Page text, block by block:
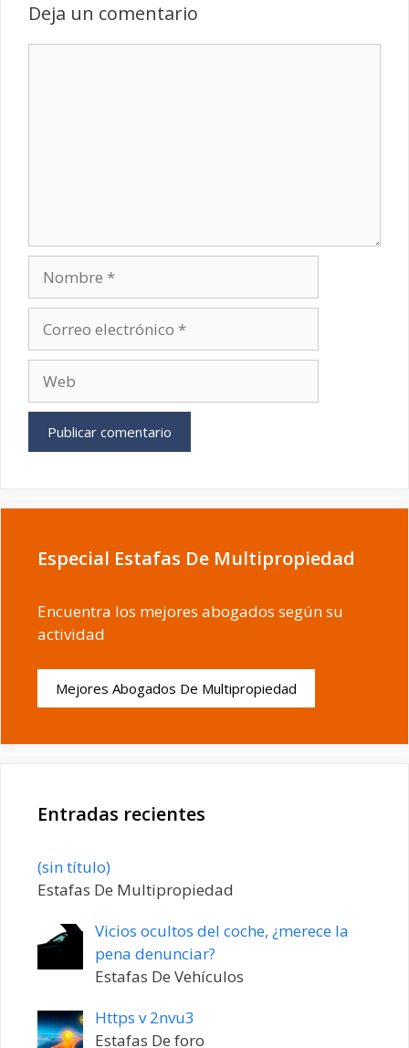
Deja un comentario
electrónico
Especial Estafas De Multipropiedad
Encuentra los mejores abogados según su
actividad
Mejores Abogados De Multipropiedad
Entradas recientes
(sin título)Entrada
20198
Estafas De Multipropiedad
Vicios ocultos del coche, ¿merece la
pena denunciar?
Estafas De Vehículos
Https v 2nvu3
Estafas De foro